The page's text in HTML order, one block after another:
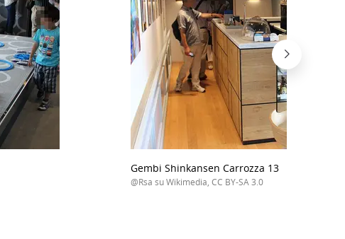
Gembi Shinkansen Carrozza 13
@Rsa su Wikimedia, CC BY-SA 3.0